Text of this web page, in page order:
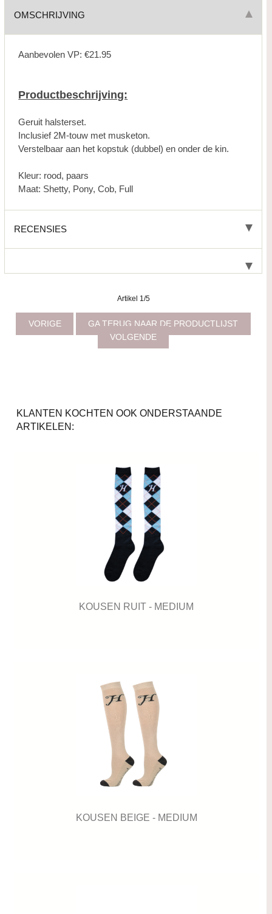
OMSCHRIJVING
Aanbevolen VP: €21.95
Productbeschrijving:
Geruit halsterset.
Inclusief 2M-touw met musketon.
Verstelbaar aan het kopstuk (dubbel) en onder de kin.
Kleur: rood, paars
Maat: Shetty, Pony, Cob, Full
RECENSIES
Artikel 1/5
VORIGE
GA TERUG NAAR DE PRODUCTLIJST
VOLGENDE
KLANTEN KOCHTEN OOK ONDERSTAANDE
ARTIKELEN:
KOUSEN RUIT - MEDIUM
KOUSEN BEIGE - MEDIUM